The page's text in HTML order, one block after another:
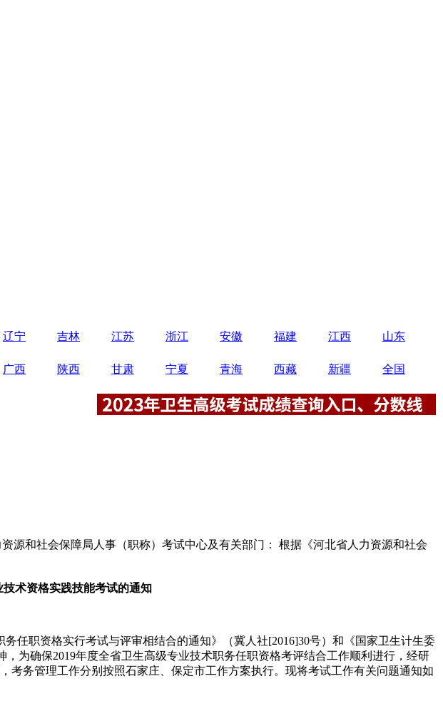
辽宁 吉林 江苏 浙江 安徽 福建 江西 山东
广西 陕西 甘肃 宁夏 青海 西藏 新疆 全国
源和社会保障局人事（职称）考试中心及有关部门： 根据《河北省人力资源和社会
术资格实践技能考试的通知
职资格实行考试与评审相结合的通知》（冀人社[2016]30号）和《国家卫生计生委
为确保2019年度全省卫生高级专业技术职务任职资格考评结合工作顺利进行，经研
考务管理工作分别按照石家庄、保定市工作方案执行。现将考试工作有关问题通知如